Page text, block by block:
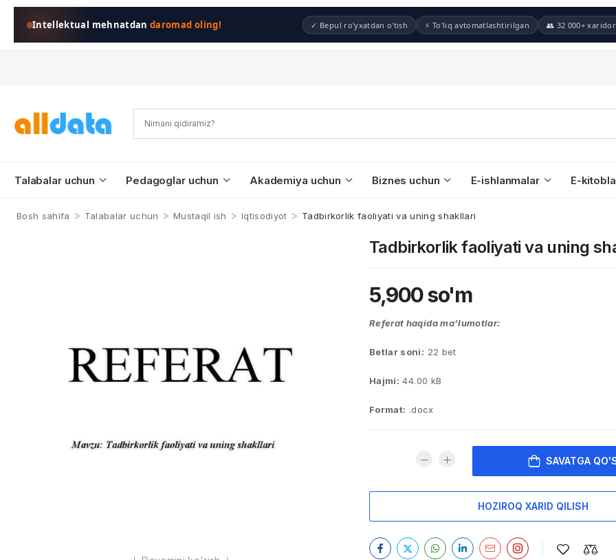
Intellektual mehnatdandaromad oling! ✓ Bepul ro'yxatdan o'tish ⚡ To'liq avtomatlashtirilgan 👥 32 000+ xaridor
Talabalar uchun Pedagoglar uchun Akademiya uchun Biznes uchun E-ishlanmalar E-
Bosh sahifa > Talabalar uchun > Mustaqil ish > Iqtisodiyot > Tadbirkorlik faoliyati va uning shakllari
Tadbirkorlik faoliyati va uning
5,900so'm
Referat haqida ma’lumotlar:
Betlar soni: 22 bet
Hajmi: 44.00 kB
Format: .docx
SAVATGA
HOZIROQ XARID QILISH